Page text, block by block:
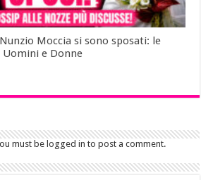
Moccia si sono sposati: le
Uomini e Donne
must be logged in to post a comment.